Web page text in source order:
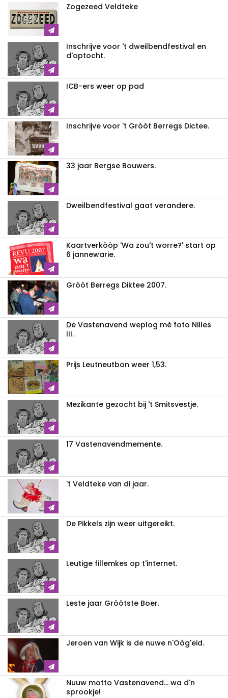
Zogezeed Veldteke
Inschrijve voor 't dweilbendfestival en
d'optocht.
ICB-ers weer op pad
Inschrijve voor 't Gròòt Berregs Dictee.
33 jaar Bergse Bouwers.
Dweilbendfestival gaat verandere.
Kaartverkòòp 'Wa zou't worre?' start op
6 jannewarie.
Gròòt Berregs Diktee 2007.
De Vastenavend weplog mè foto Nilles
III.
Prijs Leutneutbon weer 1,53.
Mezikante gezocht bij 't Smitsvestje.
17 Vastenavendmemente.
't Veldteke van di jaar.
De Pikkels zijn weer uitgereikt.
Leutige fillemkes op t'internet.
Leste jaar Gròòtste Boer.
Jeroen van Wijk is de nuwe n'Oòg'eid.
Nuuw motto Vastenavend... wa d'n
sprookje!